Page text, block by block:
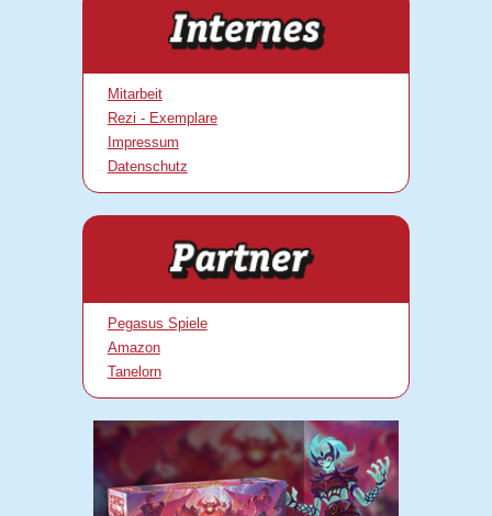
Mitarbeit
Rezi - Exemplare
Impressum
Datenschutz
Pegasus Spiele
Amazon
Tanelorn